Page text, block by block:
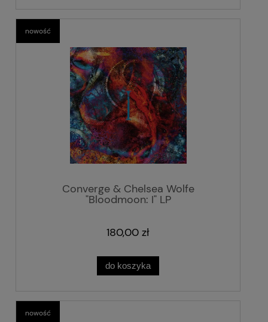
Converge & Chelsea Wolfe
"Bloodmoon: I" LP
180,00 zł
do koszyka
nowość
nowość